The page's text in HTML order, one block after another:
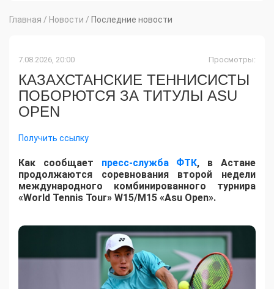
Главная / Новости / Последние новости
7.08.2026, 20:00 Просмотры:
КАЗАХСТАНСКИЕ ТЕННИСИСТЫ
ПОБОРЮТСЯ ЗА ТИТУЛЫ ASU
OPEN
Получить ссылку
Как сообщает пресс-служба ФТК, в Астане
продолжаются соревнования второй недели
международного комбинированного турнира
«World Tennis Tour» W15/M15 «Asu Open».